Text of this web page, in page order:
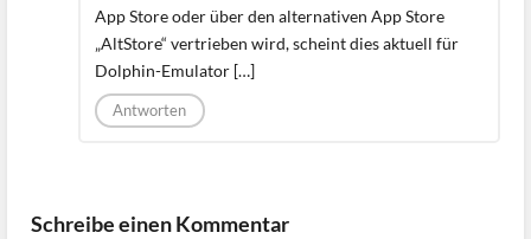
App Store oder über den alternativen App Store
„AltStore“ vertrieben wird, scheint dies aktuell für
Dolphin-Emulator […]
Antworten
Schreibe einen Kommentar